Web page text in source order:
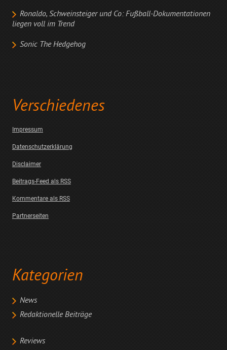
Ronaldo, Schweinsteiger und Co: Fußball-Dokumentationen
liegen voll im Trend
Sonic The Hedgehog
Verschiedenes
Impressum
Datenschutzerklärung
Disclaimer
Beitrags-Feed als RSS
Kommentare als RSS
Partnerseiten
Kategorien
News
Redaktionelle Beiträge
Reviews